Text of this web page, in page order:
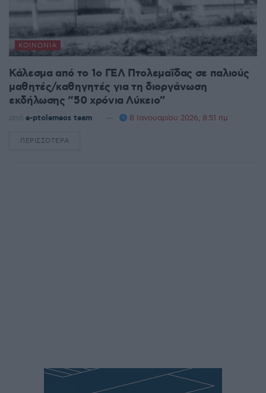
ΚΟΙΝΩΝΊΑ
Κάλεσμα από το 1ο ΓΕΛ Πτολεμαΐδας σε παλιούς
μαθητές/καθηγητές για τη διοργάνωση
εκδήλωσης “50 χρόνια Λύκειο”
από e-ptolemeos team 8 Ιανουαρίου 2026, 8:51 πμ
ΠΕΡΙΣΣΌΤΕΡΑ